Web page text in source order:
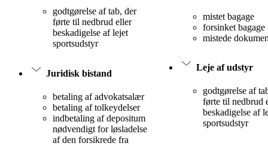
godtgørelse af tab, der
førte til nedbrud eller
beskadigelse af lejet
sportsudstyr
Juridisk bistand
betaling af advokatsalær
betaling af tolkeydelser
indbetaling af depositum
nødvendigt for løsladelse
af den forsikrede fra
mistet bagage
forsinket bagage
mistede
Leje af udstyr
godtgørelse af
førte til nedbrud
beskadigelse af
sportsudstyr